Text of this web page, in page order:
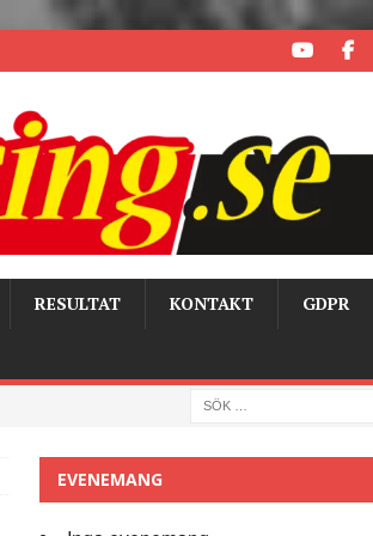
RESULTAT KONTAKT GDPR
EVENEMANG